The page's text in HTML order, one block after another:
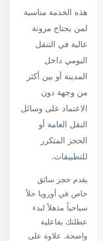
هذه الخدمة مناسبة
لمن يحتاج مرونة
عالية في التنقل
اليومي داخل
المدينة أو بين أكثر
من وجهة دون
الاعتماد على وسائل
النقل العامة أو
الحجز المتكرر
للتطبيقات.
يقدم حجز سائق
خاص في أوروبا حلاً
سياحياً مذهلاً لبدء
عطلتك بفاعلية
واضحة. علاوة على